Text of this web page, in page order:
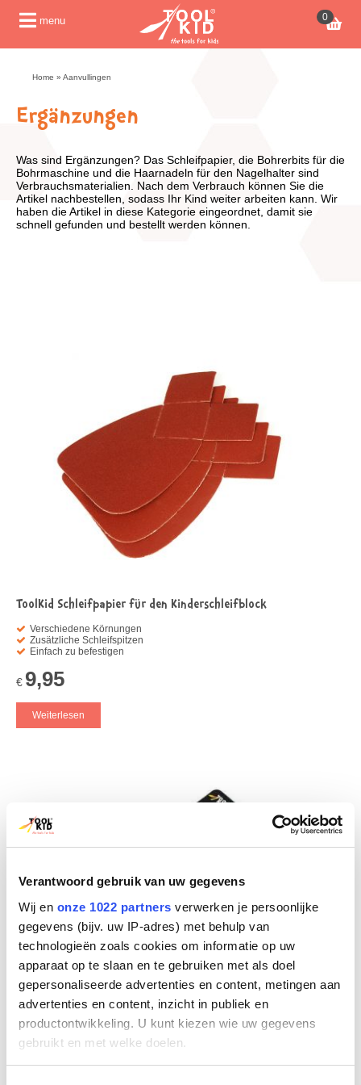
Verantwoord gebruik van uw gegevens
Wij en onze 1022 partners verwerken je persoonlijke
gegevens (bijv. uw IP-adres) met behulp van
technologieën zoals cookies om informatie op uw
apparaat op te slaan en te gebruiken met als doel
gepersonaliseerde advertenties en content, metingen aan
advertenties en content, inzicht in publiek en
productontwikkeling. U kunt kiezen wie uw gegevens
gebruikt en met welke doelen.
menu 0
Home » Aanvullingen
Ergänzungen
Was sind Ergänzungen? Das Schleifpapier, die Bohrerbits für die
Bohrmaschine und die Haarnadeln für den Nagelhalter sind
Verbrauchsmaterialien. Nach dem Verbrauch können Sie die
Artikel nachbestellen, sodass Ihr Kind weiter arbeiten kann. Wir
haben die Artikel in diese Kategorie eingeordnet, damit sie
schnell gefunden und bestellt werden können.
ToolKid Schleifpapier für den Kinderschleifblock
Verschiedene Körnungen
Zusätzliche Schleifspitzen
Einfach zu befestigen
€ 9,95
Weiterlesen
Toolkid Haarnadeln für den Nagelhalter (32 Stück)
Optimale Spannkraft
Passen sehr gut in den Halter